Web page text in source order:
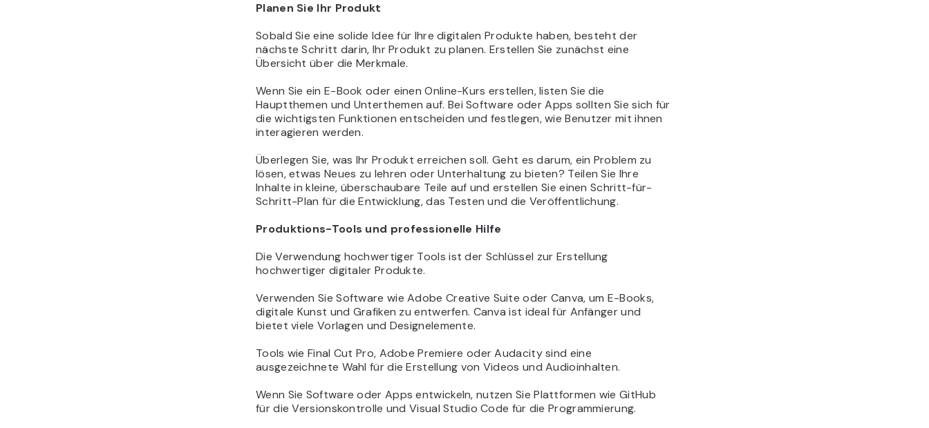
Planen Sie Ihr Produkt
Sobald Sie eine solide Idee für Ihre digitalen Produkte haben, besteht der
nächste Schritt darin, Ihr Produkt zu planen. Erstellen Sie zunächst eine
Übersicht über die Merkmale.
Wenn Sie ein E-Book oder einen Online-Kurs erstellen, listen Sie die
Hauptthemen und Unterthemen auf. Bei Software oder Apps sollten Sie sich für
die wichtigsten Funktionen entscheiden und festlegen, wie Benutzer mit ihnen
interagieren werden.
Überlegen Sie, was Ihr Produkt erreichen soll. Geht es darum, ein Problem zu
lösen, etwas Neues zu lehren oder Unterhaltung zu bieten? Teilen Sie Ihre
Inhalte in kleine, überschaubare Teile auf und erstellen Sie einen Schritt-für-
Schritt-Plan für die Entwicklung, das Testen und die Veröffentlichung.
Produktions-Tools und professionelle Hilfe
Die Verwendung hochwertiger Tools ist der Schlüssel zur Erstellung
hochwertiger digitaler Produkte.
Verwenden Sie Software wie Adobe Creative Suite oder Canva, um E-Books,
digitale Kunst und Grafiken zu entwerfen. Canva ist ideal für Anfänger und
bietet viele Vorlagen und Designelemente.
Tools wie Final Cut Pro, Adobe Premiere oder Audacity sind eine
ausgezeichnete Wahl für die Erstellung von Videos und Audioinhalten.
Wenn Sie Software oder Apps entwickeln, nutzen Sie Plattformen wie GitHub
für die Versionskontrolle und Visual Studio Code für die Programmierung.